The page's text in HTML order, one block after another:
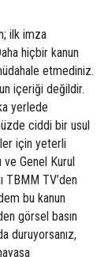
ilk imza
hiçbir kanun
etmediniz.
içeriği değildir.
yerlede
ciddi bir usul
için yeterli
Genel Kurul
TBMM TV’den
bu kanun
görsel basın
duruyorsanız,